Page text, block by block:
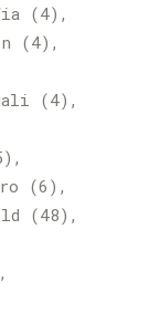
(4)
(4)
(4)
(6)
(48)